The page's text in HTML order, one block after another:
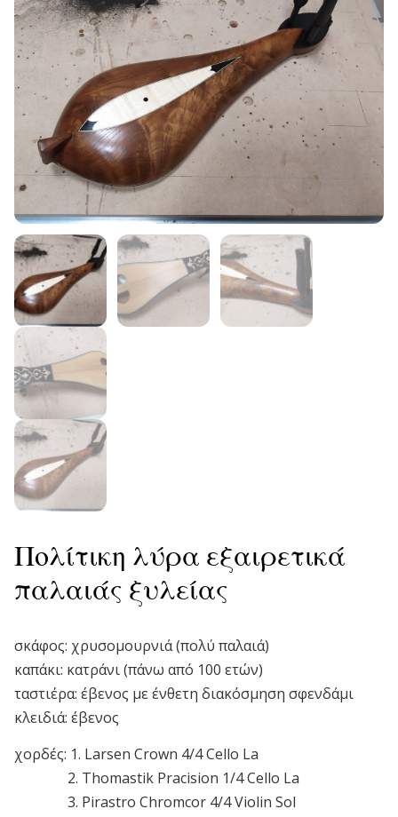
Πολίτικη λύρα εξαιρετικά
παλαιάς ξυλείας
σκάφος: χρυσομουρνιά (πολύ παλαιά)
καπάκι: κατράνι (πάνω από 100 ετών)
ταστιέρα: έβενος με ένθετη διακόσμηση σφενδάμι
κλειδιά: έβενος
χορδές: 1. Larsen Crown 4/4 Cello La
2. Thomastik Pracision 1/4 Cello La
3. Pirastro Chromcor 4/4 Violin Sol